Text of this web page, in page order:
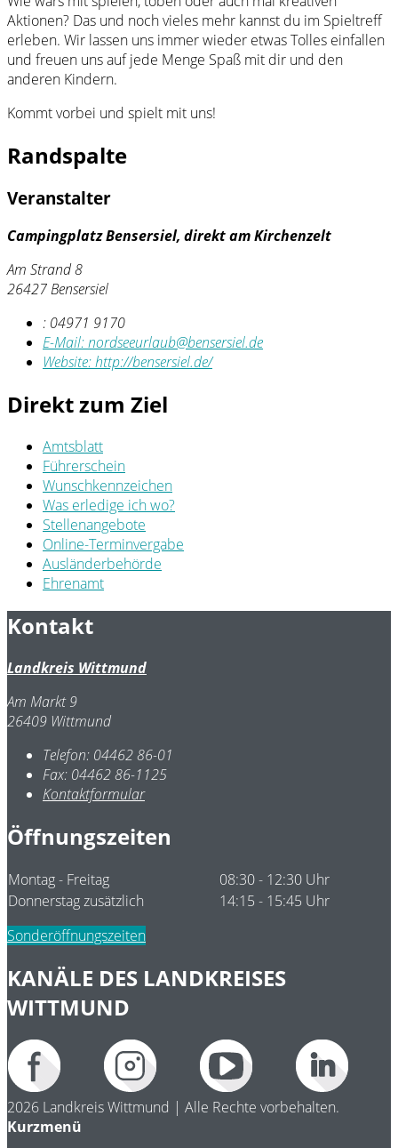
Aktionen? Das und noch vieles mehr kannst du im Spieltreff
erleben. Wir lassen uns immer wieder etwas Tolles einfallen
und freuen uns auf jede Menge Spaß mit dir und den
anderen Kindern.
Kommt vorbei und spielt mit uns!
Randspalte
Veranstalter
Campingplatz Bensersiel, direkt am Kirchenzelt
Am Strand 8
26427 Bensersiel
: 04971 9170
E-Mail:nordseeurlaub@bensersiel.de
Website:http://bensersiel.de/
Direkt zum Ziel
Amtsblatt
Führerschein
Wunschkennzeichen
Was erledige ich wo?
Stellenangebote
Online-Terminvergabe
Ausländerbehörde
Ehrenamt
Kontakt
Landkreis Wittmund
Am Markt 9
26409 Wittmund
Telefon: 04462 86-01
Fax: 04462 86-1125
Kontaktformular
Öffnungszeiten
Montag - Freitag
08:30 - 12:30 Uhr
Donnerstag zusätzlich
14:15 - 15:45 Uhr
Sonderöffnungszeiten
KANÄLE DES LANDKREISES
WITTMUND
2026 Landkreis Wittmund | Alle Rechte vorbehalten.
Kurzmenü